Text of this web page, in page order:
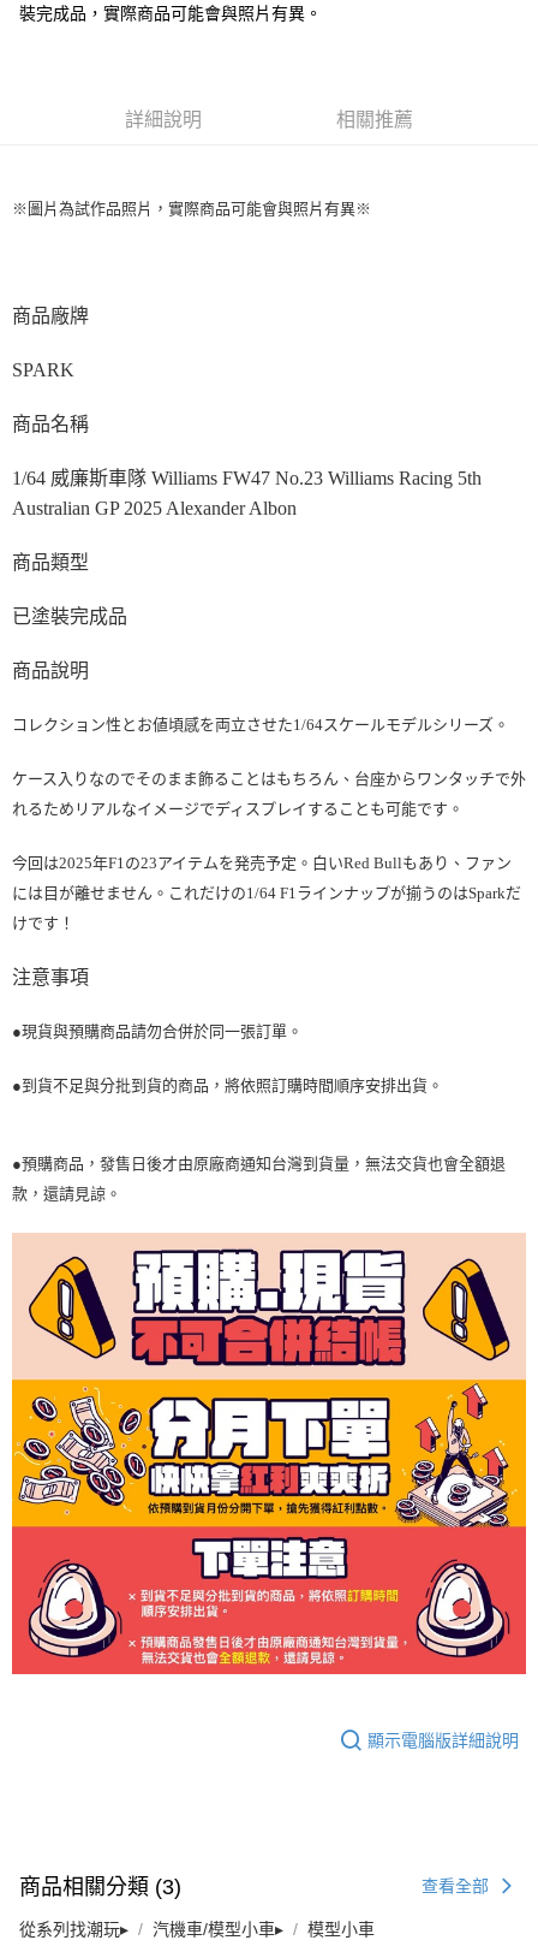
相關說明
流程，驗證手機門號後，選擇欲分期的期數、繳款截止日，確認付款後即完
法說明評估內容。
2.透過簡訊連結打開帳單後，可選擇「超商條碼／台灣大直營門市／銀行轉
帳／街口支付／iPASS MONEY」等通路繳費。
【注意事項】
用戶於交易時，得透過本服務購買商品或服務，並由商店將買賣／分期付款
買賣價金債權讓與本公司後，依約使用本公司帳單繳交帳款。
資料（包含姓名、電話或地址）提供予台灣大哥大進項蒐集、處理及利用，
由本公司與您本人進行分期帳單所需資料之確認、核對及更正。
3.完整用戶服務條款，請詳閱以下連結：https://oppay.tw/userRule
預購-7-11取貨付款(舊)
每筆NT$90，滿NT$3,000(含以上)免運費
預購-宅配(舊)
每筆NT$120，滿NT$3,000(含以上)免運費
每筆NT$160，滿NT$3,000(含以上)免運費
東海門市自取，需自備購物袋取貨唷。
裝完成品，實際商品可能會與照片有異。
詳細說明 相關推薦
※圖片為試作品照片，實際商品可能會與照片有異※
商品廠牌
SPARK
商品名稱
1/64 威廉斯車隊 Williams FW47 No.23 Williams Racing 5th
Australian GP 2025 Alexander Albon
商品類型
已塗裝完成品
商品說明
コレクション性とお値頃感を両立させた1/64スケールモデルシリーズ。
ケース入りなのでそのまま飾ることはもちろん、台座からワンタッチで外
れるためリアルなイメージでディスプレイすることも可能です。
今回は2025年F1の23アイテムを発売予定。白いRed Bullもあり、ファン
には目が離せません。これだけの1/64 F1ラインナップが揃うのはSparkだ
けです！
注意事項
●現貨與預購商品請勿合併於同一張訂單。
●到貨不足與分批到貨的商品，將依照訂購時間順序安排出貨。
●預購商品，發售日後才由原廠商通知台灣到貨量，無法交貨也會全額退
款，還請見諒。
顯示電腦版詳細說明
商品相關分類 (3) 查看全部
從系列找潮玩▸ 汽機車/模型小車▸ 模型小車